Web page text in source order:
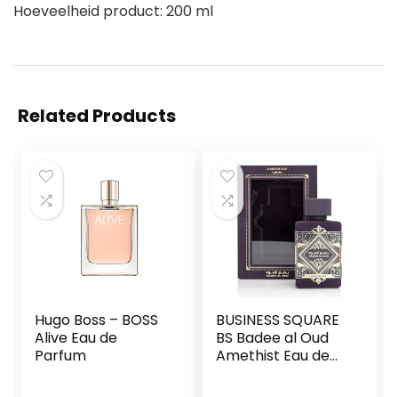
Hoeveelheid product: 200 ml
Related Products
Hugo Boss – BOSS
Alive Eau de
Parfum
BUSINESS SQUARE
BS Badee al Oud
Amethist Eau de